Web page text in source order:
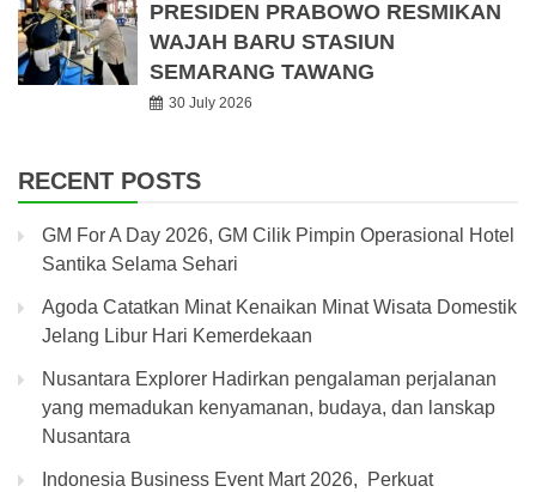
PRESIDEN PRABOWO RESMIKAN
WAJAH BARU STASIUN
SEMARANG TAWANG
30 July 2026
RECENT POSTS
GM For A Day 2026, GM Cilik Pimpin Operasional Hotel
Santika Selama Sehari
Agoda Catatkan Minat Kenaikan Minat Wisata Domestik
Jelang Libur Hari Kemerdekaan
Nusantara Explorer Hadirkan pengalaman perjalanan
yang memadukan kenyamanan, budaya, dan lanskap
Nusantara
Indonesia Business Event Mart 2026, Perkuat